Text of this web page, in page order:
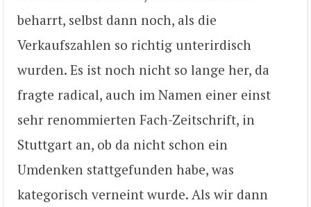
beharrt, selbst dann noch, als die
Verkaufszahlen so richtig unterirdisch
wurden. Es ist noch nicht so lange her, da
fragte radical, auch im Namen einer einst
sehr renommierten Fach-Zeitschrift, in
Stuttgart an, ob da nicht schon ein
Umdenken stattgefunden habe, was
kategorisch verneint wurde. Als wir dann